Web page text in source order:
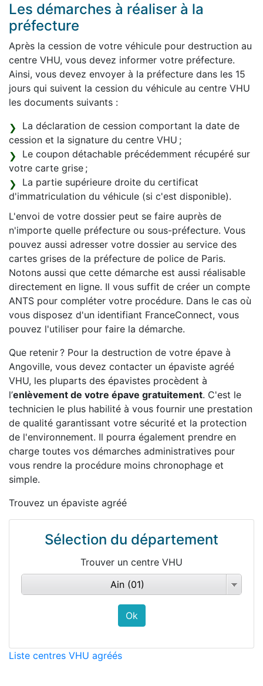
Les démarches à réaliser à la
préfecture
Après la cession de votre véhicule pour destruction au
centre VHU, vous devez informer votre préfecture.
Ainsi, vous devez envoyer à la préfecture dans les 15
jours qui suivent la cession du véhicule au centre VHU
les documents suivants :
La déclaration de cession comportant la date de
cession et la signature du centre VHU ;
Le coupon détachable précédemment récupéré sur
votre carte grise ;
La partie supérieure droite du certificat
d'immatriculation du véhicule (si c'est disponible).
L'envoi de votre dossier peut se faire auprès de
n'importe quelle préfecture ou sous-préfecture. Vous
pouvez aussi adresser votre dossier au service des
cartes grises de la préfecture de police de Paris.
Notons aussi que cette démarche est aussi réalisable
directement en ligne. Il vous suffit de créer un compte
ANTS pour compléter votre procédure. Dans le cas où
vous disposez d'un identifiant FranceConnect, vous
pouvez l'utiliser pour faire la démarche.
Que retenir ? Pour la destruction de votre épave à
Angoville, vous devez contacter un épaviste agréé
VHU, les pluparts des épavistes procèdent à
l’enlèvement de votre épave gratuitement. C'est le
technicien le plus habilité à vous fournir une prestation
de qualité garantissant votre sécurité et la protection
de l'environnement. Il pourra également prendre en
charge toutes vos démarches administratives pour
vous rendre la procédure moins chronophage et
simple.
Trouvez un épaviste agréé
Sélection du département
Trouver un centre VHU
Ain (01)
Liste centres VHU agréés